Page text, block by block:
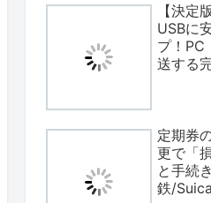
【決定
USBに
プ！PC
送する
定期券
更で「
と手続
鉄/